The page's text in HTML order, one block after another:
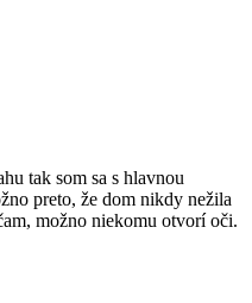
tak som sa s hlavnou
preto, že dom nikdy nežila
možno niekomu otvorí oči.